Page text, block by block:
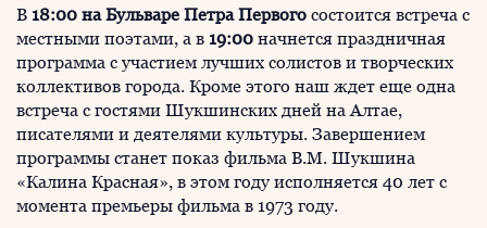
В 18:00 на Бульваре Петра Первого состоится встреча с
местными поэтами, а в 19:00 начнется праздничная
программа с участием лучших солистов и творческих
коллективов города. Кроме этого наш ждет еще одна
встреча с гостями Шукшинских дней на Алтае,
писателями и деятелями культуры. Завершением
программы станет показ фильма В.М. Шукшина
«Калина Красная», в этом году исполняется 40 лет с
момента премьеры фильма в 1973 году.